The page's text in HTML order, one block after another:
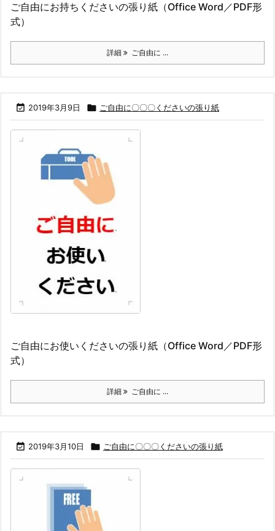
ご自由にお持ちくださいの張り紙（Office Word／PDF形
式）
詳細 ご自由に ...
 2019年3月9日  ご自由に〇〇〇くださいの張り紙
ご自由にお使いくださいの張り紙（Office Word／PDF形
式）
詳細 ご自由に ...
 2019年3月10日  ご自由に〇〇〇くださいの張り紙